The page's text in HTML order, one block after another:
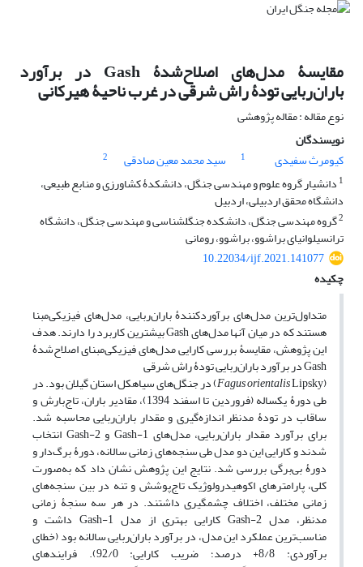
مقایسۀ مدل‌های اصلاح‌شدۀ Gash در برآورد
باران‌ربایی تودۀ راش شرقی در غرب ناحیۀ هیرکانی
نوع مقاله : مقاله پژوهشی
نویسندگان
کیومرث سفیدی
1 سید محمد معین صادقی
2
1 دانشیار گروه علوم و مهندسی جنگل، دانشکدۀ کشاورزی و منابع طبیعی،
دانشگاه محقق اردبیلی، اردبیل
2گروه مهندسی جنگل، دانشکده جنگلشناسی و مهندسی جنگل، دانشگاه
ترانسیلوانیای براشوو، براشوو، رومانی
10.22034/ijf.2021.141077
چکیده
متداول‌ترین مدل‌های برآوردکنندۀ باران‌ربایی، مدل‌های فیزیکی‌مبنا
هستند که در میان آنها مدل‌های Gash بیشترین کاربرد را دارند. هدف
این پژوهش، مقایسۀ بررسی کارایی مدل‌های فیزیکی‌مبنای اصلاح‌شدۀ
Gash در برآورد باران‌ربایی تودۀ راش شرقی
(
Fagus orientalisLipsky) در جنگل‌های سیاهکل استان گیلان بود. در
طی دورۀ یکساله (فروردین تا اسفند 1394)، مقادیر باران، تاج‌بارش و
ساقاب در تودۀ مدنظر اندازه‌گیری و مقدار باران‌ربایی محاسبه شد.
برای برآورد مقدار باران‌ربایی، مدل‌های Gash-1 و Gash-2 انتخاب
شدند و کارایی این دو مدل طی سنجه‌های زمانی سالانه، دورۀ برگ‌دار و
دورۀ بی‌برگی بررسی شد. نتایج این پژوهش نشان داد که به‌صورت
کلی، پارامترهای اکوهیدرولوژیک تاج‌پوشش و تنه در بین سنجه‌های
زمانی مختلف، اختلاف چشمگیری داشتند. در هر سه سنجۀ زمانی
مدنظر، مدل Gash-2 کارایی بهتری از مدل Gash-1 داشت و
مناسب‌ترین عملکرد این مدل، در برآورد باران‌ربایی سالانه بود (خطای
برآوردی: 8/8+ درصد؛ ضریب کارایی: 92/0). فرایندهای